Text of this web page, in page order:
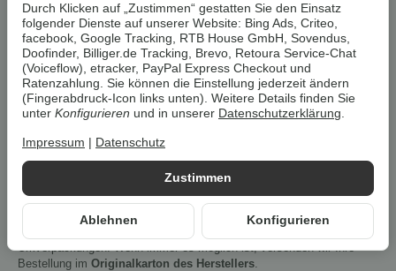
In den Warenkorb
Cookies erlauben
Artikelnummer: 4251415755320Z8
, vermeiden wir aufwendige
Umverpackungen. Wenn immer es möglich ist, versenden wir Ihre
Bestellung im Originalkarton des Herstellers
Zustimmen
Ablehnen Konfigurieren
Durch Klicken auf „Zustimmen“ gestatten Sie den Einsatz
folgender Dienste auf unserer Website: Bing Ads, Criteo,
facebook, Google Tracking, RTB House GmbH, Sovendus,
Doofinder, Billiger.de Tracking, Brevo, Retoura Service-Chat
(Voiceflow), etracker, PayPal Express Checkout und
Ratenzahlung. Sie können die Einstellung jederzeit ändern
(Fingerabdruck-Icon links unten). Weitere Details finden Sie
unter Konfigurieren und in unserer Datenschutzerklärung
Impressum Datenschutz